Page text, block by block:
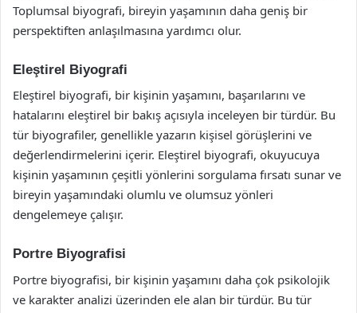
Toplumsal biyografi, bireyin yaşamının daha geniş bir
perspektiften anlaşılmasına yardımcı olur.
Eleştirel Biyografi
Eleştirel biyografi, bir kişinin yaşamını, başarılarını ve
hatalarını eleştirel bir bakış açısıyla inceleyen bir türdür. Bu
tür biyografiler, genellikle yazarın kişisel görüşlerini ve
değerlendirmelerini içerir. Eleştirel biyografi, okuyucuya
kişinin yaşamının çeşitli yönlerini sorgulama fırsatı sunar ve
bireyin yaşamındaki olumlu ve olumsuz yönleri
dengelemeye çalışır.
Portre Biyografisi
Portre biyografisi, bir kişinin yaşamını daha çok psikolojik
ve karakter analizi üzerinden ele alan bir türdür. Bu tür